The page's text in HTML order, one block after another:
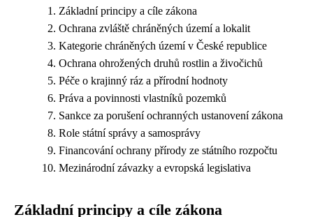
Základní principy a cíle zákona
Ochrana zvláště chráněných území a lokalit
Kategorie chráněných území v České republice
Ochrana ohrožených druhů rostlin a živočichů
Péče o krajinný ráz a přírodní hodnoty
Práva a povinnosti vlastníků pozemků
Sankce za porušení ochranných ustanovení zákona
Role státní správy a samosprávy
Financování ochrany přírody ze státního rozpočtu
Mezinárodní závazky a evropská legislativa
Základní principy a cíle zákona